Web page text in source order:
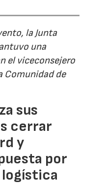
la Junta
una
el viceconsejero
Comunidad de
sus
cerrar
y
por